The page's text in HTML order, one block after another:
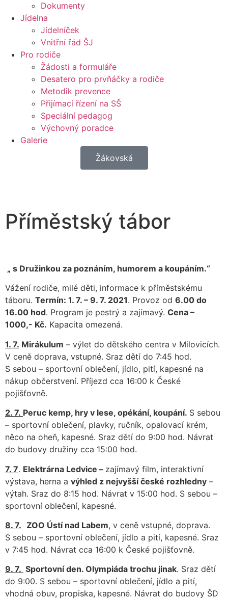
Dokumenty
Jídelna
Jídelníček
Vnitřní řád ŠJ
Pro rodiče
Žádosti a formuláře
Desatero pro prvňáčky a rodiče
Metodik prevence
Přijímací řízení na SŠ
Speciální pedagog
Výchovný poradce
Galerie
Žákovská
Příměstský tábor
„ s Družinkou za poznáním, humorem a koupáním.“
Vážení rodiče, milé děti, informace k příměstskému
táboru. Termín: 1. 7. – 9. 7. 2021. Provoz od 6.00 do
16.00 hod. Program je pestrý a zajímavý. Cena –
1000,- Kč. Kapacita omezená.
1. 7. Mirákulum – výlet do dětského centra v Milovicích.
V ceně doprava, vstupné. Sraz dětí do 7:45 hod.
S sebou – sportovní oblečení, jídlo, pití, kapesné na
nákup občerstvení. Příjezd cca 16:00 k České
pojišťovně.
2. 7. Peruc kemp, hry v lese, opékání, koupání. S sebou
– sportovní oblečení, plavky, ručník, opalovací krém,
něco na oheň, kapesné. Sraz dětí do 9:00 hod. Návrat
do budovy družiny cca 15:00 hod.
7. 7. Elektrárna Ledvice – zajímavý film, interaktivní
výstava, herna a výhled z nejvyšší české rozhledny –
výtah. Sraz do 8:15 hod. Návrat v 15:00 hod. S sebou –
sportovní oblečení, kapesné.
8. 7. ZOO Ústí nad Labem, v ceně vstupné, doprava.
S sebou – sportovní oblečení, jídlo a pití, kapesné. Sraz
v 7:45 hod. Návrat cca 16:00 k České pojišťovně.
9. 7. Sportovní den. Olympiáda trochu jinak. Sraz dětí
do 9:00. S sebou – sportovní oblečení, jídlo a pití,
vhodná obuv, propiska, kapesné. Návrat do budovy ŠD